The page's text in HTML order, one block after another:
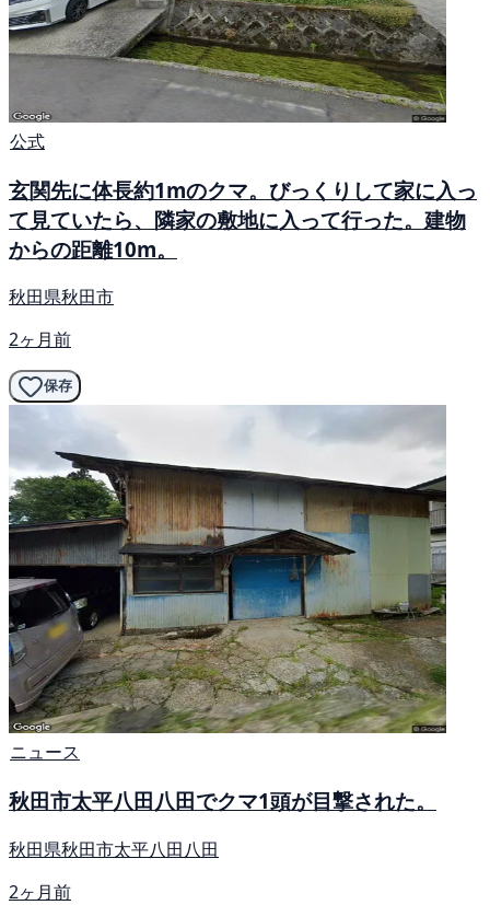
公式
玄関先に体長約1mのクマ。びっくりして家に入っ
て見ていたら、隣家の敷地に入って行った。建物
からの距離10m。
秋田県秋田市
2ヶ月前
保存
ニュース
秋田市太平八田八田でクマ1頭が目撃された。
秋田県秋田市太平八田八田
2ヶ月前